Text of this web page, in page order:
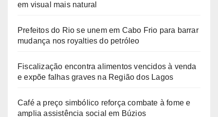
em visual mais natural
Prefeitos do Rio se unem em Cabo Frio para barrar
mudança nos royalties do petróleo
Fiscalização encontra alimentos vencidos à venda
e expõe falhas graves na Região dos Lagos
Café a preço simbólico reforça combate à fome e
amplia assistência social em Búzios